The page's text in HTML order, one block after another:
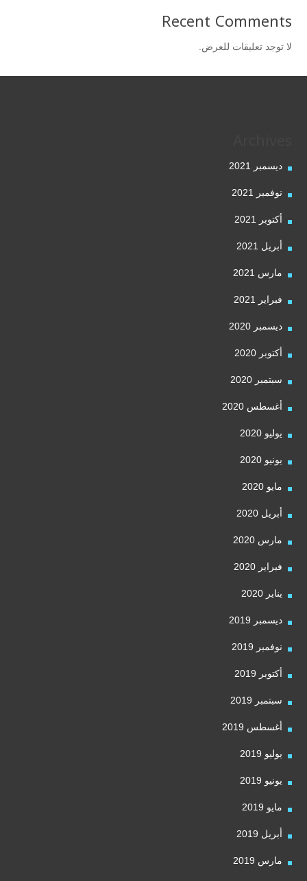
Recent Comments
لا توجد تعليقات للعرض.
ديسمبر 2021
نوفمبر 2021
أكتوبر 2021
أبريل 2021
مارس 2021
فبراير 2021
ديسمبر 2020
أكتوبر 2020
سبتمبر 2020
أغسطس 2020
يوليو 2020
يونيو 2020
مايو 2020
أبريل 2020
مارس 2020
فبراير 2020
يناير 2020
ديسمبر 2019
نوفمبر 2019
أكتوبر 2019
سبتمبر 2019
أغسطس 2019
يوليو 2019
يونيو 2019
مايو 2019
أبريل 2019
مارس 2019